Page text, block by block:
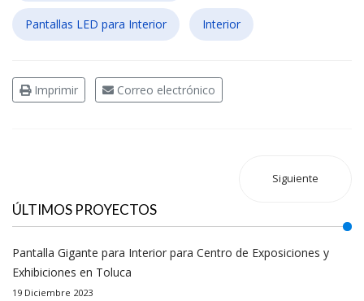
Pantallas LED para Interior Interior
Imprimir Correo electrónico
Siguiente
ÚLTIMOS PROYECTOS
Pantalla Gigante para Interior para Centro de Exposiciones y
Exhibiciones en Toluca
19 Diciembre 2023